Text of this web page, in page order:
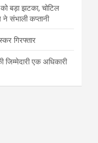
बड़ा झटका, चोटिल
संभाली कप्तानी
गिरफ्तार
एक अधिकारी